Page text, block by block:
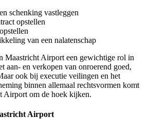
schenking vastleggen
opstellen
van een nalatenschap
Maastricht Airport een gewichtige rol in
aan- en verkopen van onroerend goed,
ook bij executie veilingen en het
binnen allemaal rechtsvormen komt
Airport om de hoek kijken.
Airport